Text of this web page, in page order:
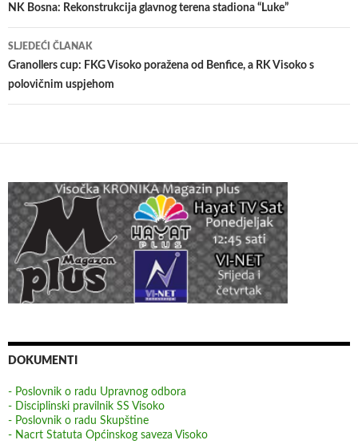
članaka
NK Bosna: Rekonstrukcija glavnog terena stadiona “Luke”
SLJEDEĆI ČLANAK
Granollers cup: FKG Visoko poražena od Benfice, a RK Visoko s
polovičnim uspjehom
DOKUMENTI
- Poslovnik o radu Upravnog odbora
- Disciplinski pravilnik SS Visoko
- Poslovnik o radu Skupštine
- Nacrt Statuta Općinskog saveza Visoko